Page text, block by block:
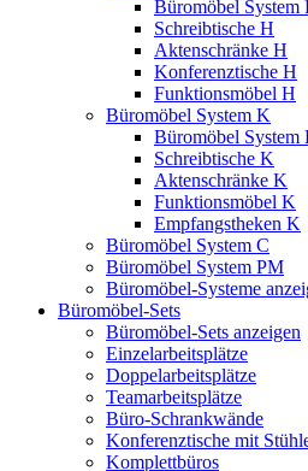
Büromöbel System
Schreibtische H
Aktenschränke H
Konferenztische H
Funktionsmöbel H
Büromöbel System K
Büromöbel System
Schreibtische K
Aktenschränke K
Funktionsmöbel K
Empfangstheken K
Büromöbel System C
Büromöbel System PM
Büromöbel-Systeme
Büromöbel-Sets
Büromöbel-Sets anzeigen
Einzelarbeitsplätze
Doppelarbeitsplätze
Teamarbeitsplätze
Büro-Schrankwände
Konferenztische mit
Komplettbüros